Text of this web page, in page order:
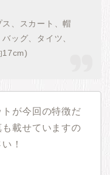
ス、スカート、帽
ッグ、タイツ、
17cm)
が今回の特徴だ
載せていますの
！